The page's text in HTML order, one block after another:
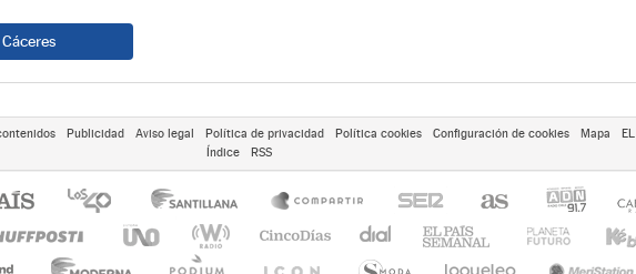
Cáceres
Publicidad Aviso legal Política de privacidad Política cookies Configuración de cookies Mapa
Índice
RSS